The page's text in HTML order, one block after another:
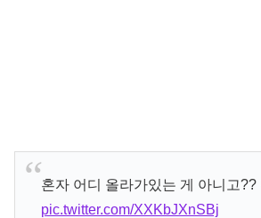
혼자 어디 올라가있는 게 아니고
pic.twitter.com/XXKbJXnSBj